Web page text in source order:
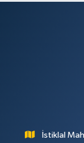
İstiklal